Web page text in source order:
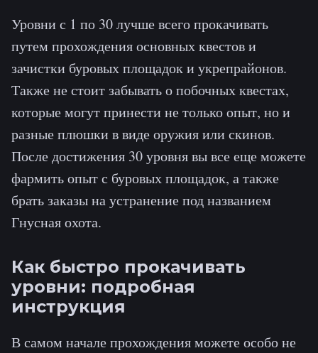
Уровни с 1 по 30 лучше всего прокачивать
путем прохождения основных квестов и
зачистки буровых площадок и укрепрайонов.
Также не стоит забывать о побочных квестах,
которые могут принести не только опыт, но и
разные плюшки в виде оружия или скинов.
После достижения 30 уровня вы все еще можете
фармить опыт с буровых площадок, а также
брать заказы на устранение под названием
Гнусная охота.
Как быстро прокачивать
уровни: подробная
инструкция
В самом начале прохождения можете особо не